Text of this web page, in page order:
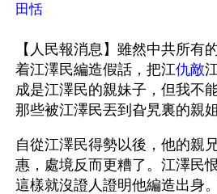
田恬
【人民報消息】雖然中共所有
着江澤民編造假話，把江仇敵
成是江澤民的親妹子，但我不
那些被江澤民丟到旮旯裏的親
自從江澤民得勢以後，他的親
惠，處境反而更糟了。江澤民
這樣就沒證人證明他編造出身